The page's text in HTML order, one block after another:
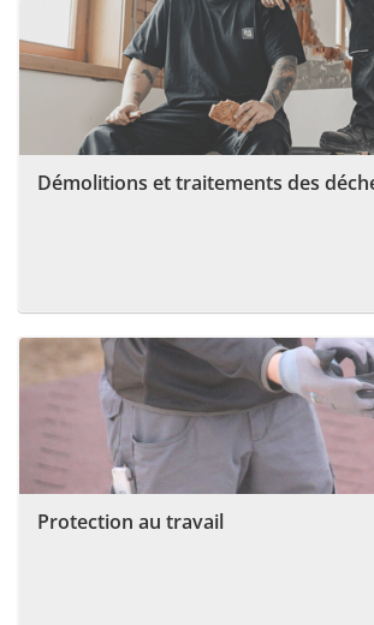
Démolitions et traitements des
Protection au travail